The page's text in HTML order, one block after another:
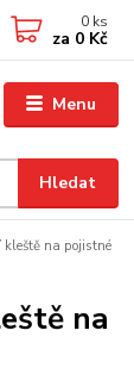
Menu
Hledat
0 ks
za 0 Kč
kleště na pojistné
na